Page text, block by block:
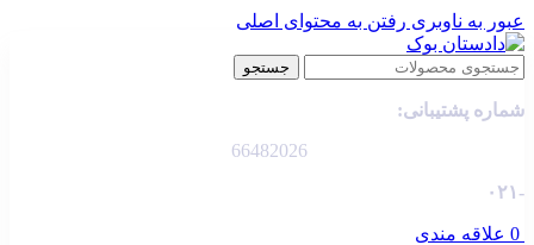
عبور به ناوبری رفتن به محتوای اصلی
جستجو
شماره پشتیبانی:
66482026
-۰۲۱
0 علاقه مندی